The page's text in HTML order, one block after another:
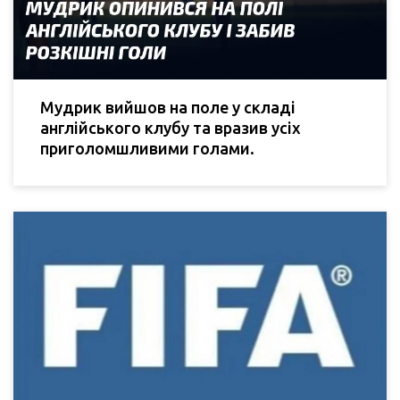
Мудрик вийшов на поле у складі
англійського клубу та вразив усіх
приголомшливими голами.